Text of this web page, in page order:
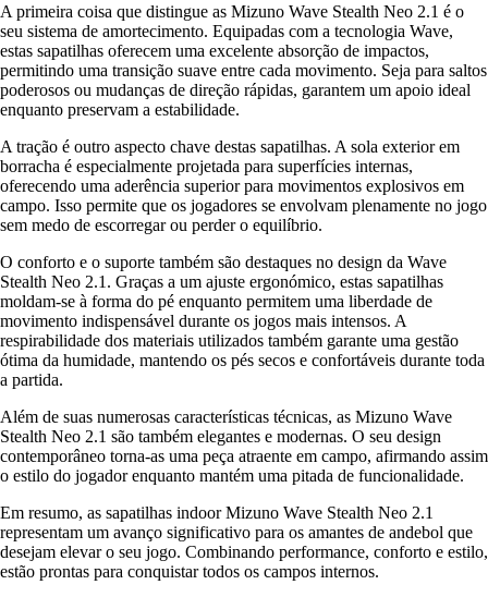
A primeira coisa que distingue as Mizuno Wave Stealth Neo 2.1 é o
seu sistema de amortecimento. Equipadas com a tecnologia Wave,
estas sapatilhas oferecem uma excelente absorção de impactos,
permitindo uma transição suave entre cada movimento. Seja para saltos
poderosos ou mudanças de direção rápidas, garantem um apoio ideal
enquanto preservam a estabilidade.
A tração é outro aspecto chave destas sapatilhas. A sola exterior em
borracha é especialmente projetada para superfícies internas,
oferecendo uma aderência superior para movimentos explosivos em
campo. Isso permite que os jogadores se envolvam plenamente no jogo
sem medo de escorregar ou perder o equilíbrio.
O conforto e o suporte também são destaques no design da Wave
Stealth Neo 2.1. Graças a um ajuste ergonómico, estas sapatilhas
moldam-se à forma do pé enquanto permitem uma liberdade de
movimento indispensável durante os jogos mais intensos. A
respirabilidade dos materiais utilizados também garante uma gestão
ótima da humidade, mantendo os pés secos e confortáveis durante toda
a partida.
Além de suas numerosas características técnicas, as Mizuno Wave
Stealth Neo 2.1 são também elegantes e modernas. O seu design
contemporâneo torna-as uma peça atraente em campo, afirmando assim
o estilo do jogador enquanto mantém uma pitada de funcionalidade.
Em resumo, as sapatilhas indoor Mizuno Wave Stealth Neo 2.1
representam um avanço significativo para os amantes de andebol que
desejam elevar o seu jogo. Combinando performance, conforto e estilo,
estão prontas para conquistar todos os campos internos.